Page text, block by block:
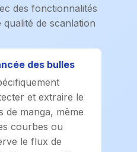
des fonctionnalités
de scanlation
des bulles
et extraire le
de manga, même
courbes ou
le flux de